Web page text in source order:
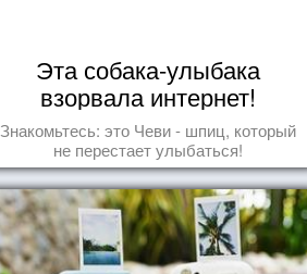
Эта собака-улыбака
взорвала интернет!
Знакомьтесь: это Чеви - шпиц, который
не перестает улыбаться!